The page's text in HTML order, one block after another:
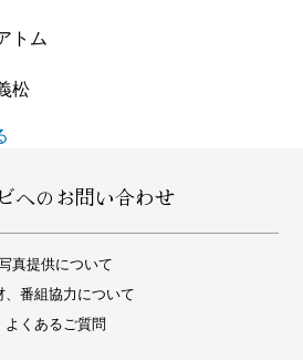
トム
松
へのお問い合わせ
真提供について
、番組協力について
よくあるご質問